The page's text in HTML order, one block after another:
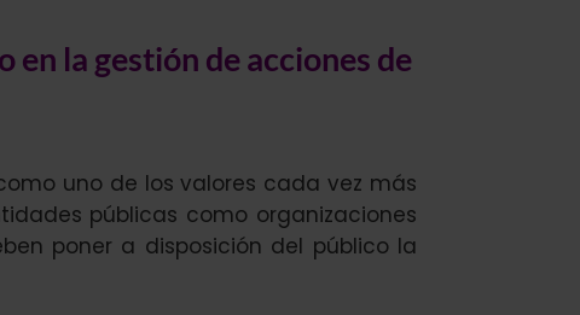
la gestión de acciones de
uno de los valores cada vez más
públicas como organizaciones
poner a disposición del público la